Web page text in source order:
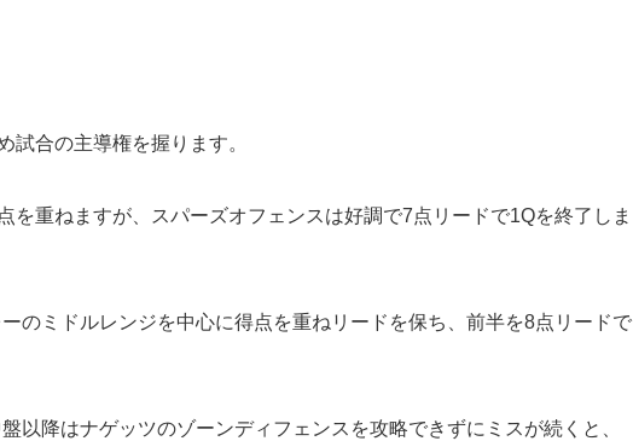
試合の主導権を握ります。
を重ねますが、スパーズオフェンスは好調で7点リードで1Qを終了しま
のミドルレンジを中心に得点を重ねリードを保ち、前半を8点リードで
以降はナゲッツのゾーンディフェンスを攻略できずにミスが続くと、